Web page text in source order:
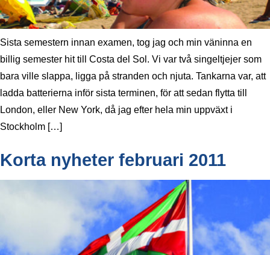
Sista semestern innan examen, tog jag och min väninna en
billig semester hit till Costa del Sol. Vi var två singeltjejer som
bara ville slappa, ligga på stranden och njuta. Tankarna var, att
ladda batterierna inför sista terminen, för att sedan flytta till
London, eller New York, då jag efter hela min uppväxt i
Stockholm […]
Korta nyheter februari 2011